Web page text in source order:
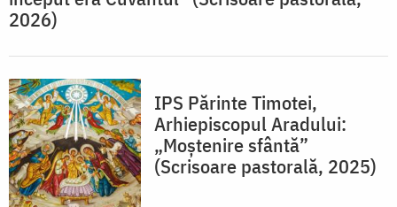
2026)
IPS Părinte Timotei,
Arhiepiscopul Aradului:
„Moștenire sfântă”
(Scrisoare pastorală, 2025)